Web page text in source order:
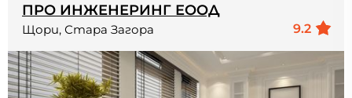
ПРО ИНЖЕНЕРИНГ ЕООД
9.2
Щори, Стара Загора